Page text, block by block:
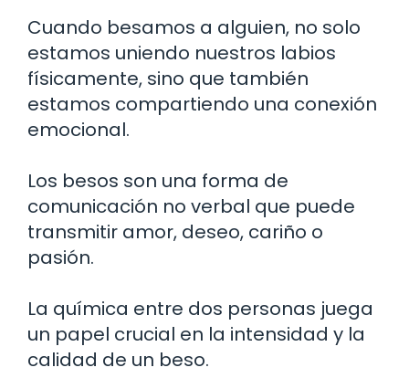
Cuando besamos a alguien, no solo
estamos uniendo nuestros labios
físicamente, sino que también
estamos compartiendo una conexión
emocional.
Los besos son una forma de
comunicación no verbal que puede
transmitir amor, deseo, cariño o
pasión.
La química entre dos personas juega
un papel crucial en la intensidad y la
calidad de un beso.